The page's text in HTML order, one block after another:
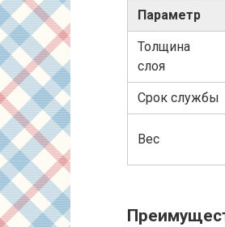
Параметр
Толщина
слоя
Срок службы
Вес